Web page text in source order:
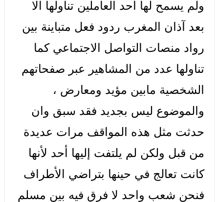
ولم يسمح لها أحد العاملين تناولها الا
بعد آذان المغرب ردود فعل متباينة بين
رواد منصات التواصل الاجتماعي كما
تناولها عدد من المشاهير عبر صفحاتهم
الشخصية مابين مؤيد ومعارض ،
والموضوع ليس بجديد فقد سبق وان
حدثت مثل هذه المواقف مرات عديدة
من قبل ولكن لم يلتفت إليها أحد لأنها
كانت تعالج في حينها بتراضي الأطراف
فنحن شعب واحد لا فرق فيه بين مسلم